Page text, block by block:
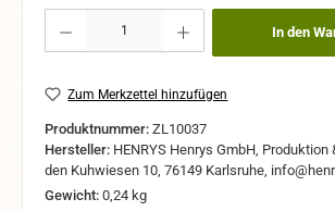
In den
Zum Merkzettel hinzufügen
Produktnummer: ZL10037
Hersteller: HENRYS Henrys GmbH, Produktion
den Kuhwiesen 10, 76149 Karlsruhe,
Gewicht: 0,24 kg